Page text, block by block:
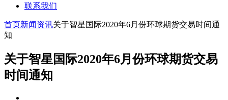
联系我们
首页新闻资讯关于智星国际2020年6月份环球期货交易时间通
知
关于智星国际2020年6月份环球期货交易
时间通知